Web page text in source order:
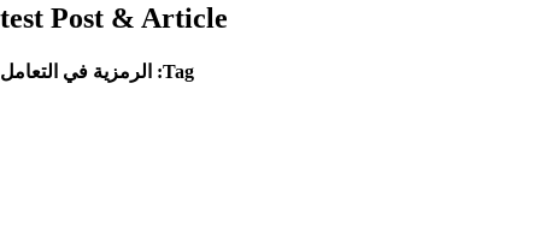
Post & Article
Tag: الرمزية في التعامل